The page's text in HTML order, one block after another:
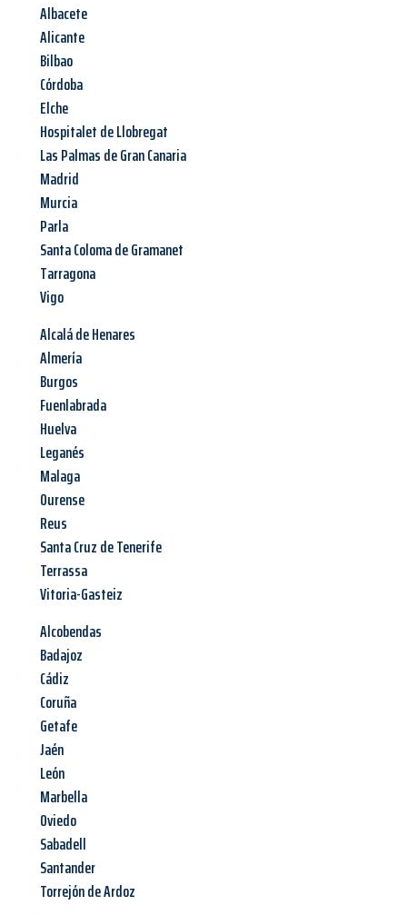
Albacete
Alicante
Bilbao
Córdoba
Elche
Hospitalet de Llobregat
Las Palmas de Gran Canaria
Madrid
Murcia
Parla
Santa Coloma de Gramanet
Tarragona
Vigo
Alcalá de Henares
Almería
Burgos
Fuenlabrada
Huelva
Leganés
Malaga
Ourense
Reus
Santa Cruz de Tenerife
Terrassa
Vitoria-Gasteiz
Alcobendas
Badajoz
Cádiz
Coruña
Getafe
Jaén
León
Marbella
Oviedo
Sabadell
Santander
Torrejón de Ardoz